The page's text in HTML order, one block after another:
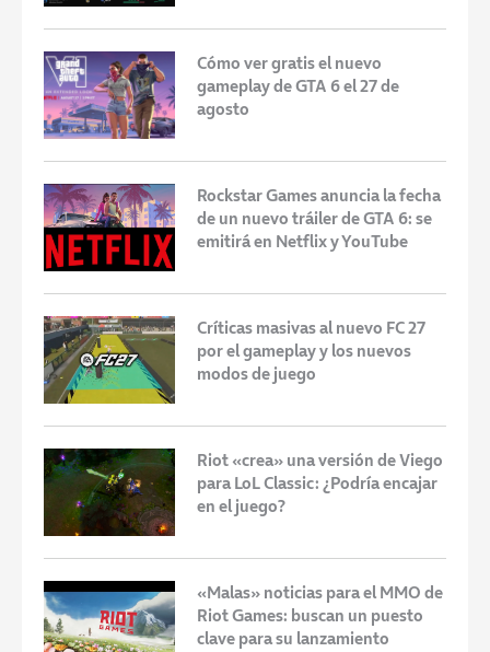
Cómo ver gratis el nuevo
gameplay de GTA 6 el 27 de
agosto
Rockstar Games anuncia la fecha
de un nuevo tráiler de GTA 6: se
emitirá en Netflix y YouTube
Críticas masivas al nuevo FC 27
por el gameplay y los nuevos
modos de juego
Riot «crea» una versión de Viego
para LoL Classic: ¿Podría encajar
en el juego?
«Malas» noticias para el MMO de
Riot Games: buscan un puesto
clave para su lanzamiento